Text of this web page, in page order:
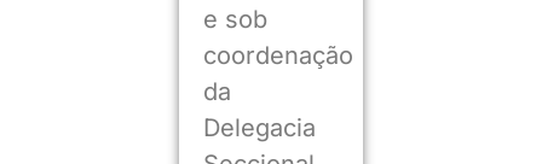
e sob
coordenação
da
Delegacia